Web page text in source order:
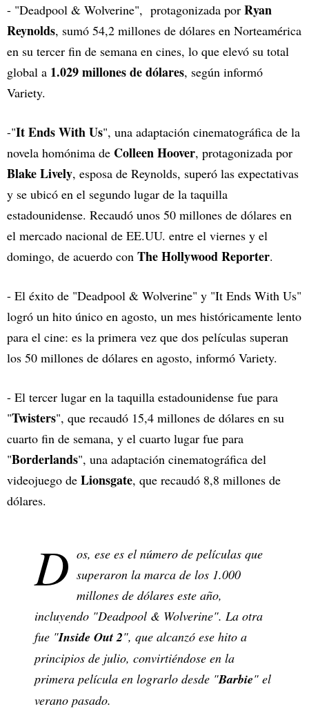
- "Deadpool & Wolverine", protagonizada por Ryan
Reynolds, sumó 54,2 millones de dólares en Norteamérica
en su tercer fin de semana en cines, lo que elevó su total
global a 1.029 millones de dólares, según informó
Variety.
-"It Ends With Us", una adaptación cinematográfica de la
novela homónima de Colleen Hoover, protagonizada por
Blake Lively, esposa de Reynolds, superó las expectativas
y se ubicó en el segundo lugar de la taquilla
estadounidense. Recaudó unos 50 millones de dólares en
el mercado nacional de EE.UU. entre el viernes y el
domingo, de acuerdo con The Hollywood Reporter.
- El éxito de "Deadpool & Wolverine" y "It Ends With Us"
logró un hito único en agosto, un mes históricamente lento
para el cine: es la primera vez que dos películas superan
los 50 millones de dólares en agosto, informó Variety.
- El tercer lugar en la taquilla estadounidense fue para
"Twisters", que recaudó 15,4 millones de dólares en su
cuarto fin de semana, y el cuarto lugar fue para
"Borderlands", una adaptación cinematográfica del
videojuego de Lionsgate, que recaudó 8,8 millones de
dólares.
D os, ese es el número de películas que
superaron la marca de los 1.000
millones de dólares este año,
incluyendo "Deadpool & Wolverine". La otra
fue "Inside Out 2", que alcanzó ese hito a
principios de julio, convirtiéndose en la
primera película en lograrlo desde "Barbie" el
verano pasado.